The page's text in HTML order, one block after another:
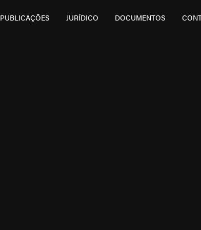
PUBLICAÇÕES JURÍDICO DOCUMENTOS